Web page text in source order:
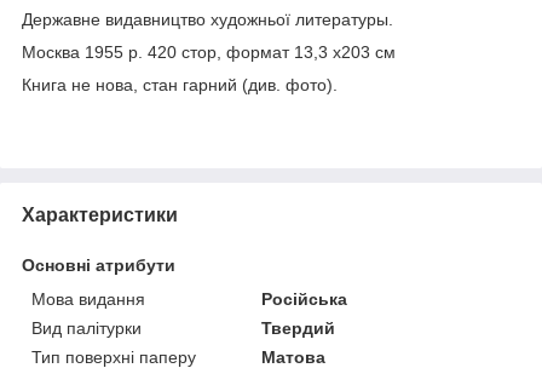
Державне видавництво художньої литературы.
Москва 1955 р. 420 стор, формат 13,3 х203 см
Книга не нова, стан гарний (див. фото).
Характеристики
Основні атрибути
Мова видання
Російська
Вид палітурки
Твердий
Тип поверхні паперу
Матова